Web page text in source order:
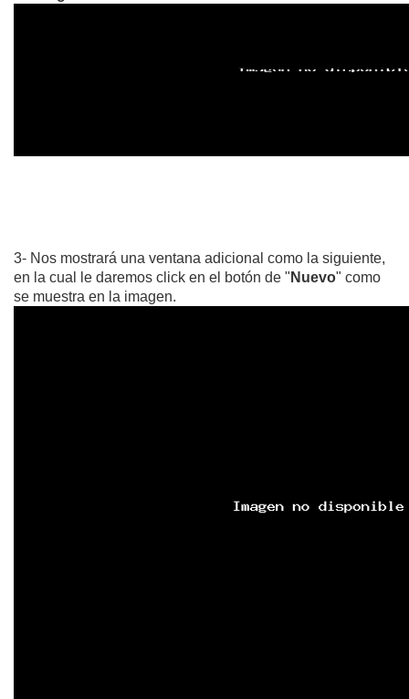
3- Nos mostrará una ventana adicional como la siguiente,
en la cual le daremos click en el botón de " Nuevo" como
se muestra en la imagen.